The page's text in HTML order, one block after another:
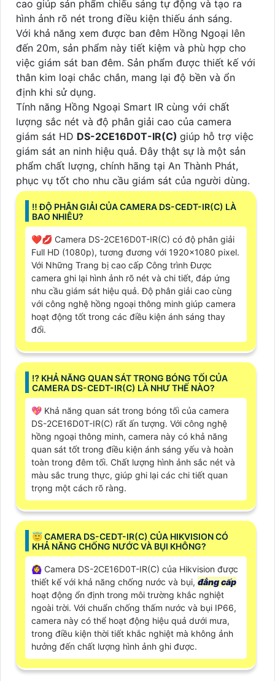
cao giúp sản phẩm chiếu sáng tự động và tạo ra
hình ảnh rõ nét trong điều kiện thiếu ánh sáng.
Với khả năng xem được ban đêm Hồng Ngoại lên
đến 20m, sản phẩm này tiết kiệm và phù hợp cho
việc giám sát ban đêm. Sản phẩm được thiết kế với
thân kim loại chắc chắn, mang lại độ bền và ổn
định khi sử dụng.
Tính năng Hồng Ngoại Smart IR cùng với chất
lượng sắc nét và độ phân giải cao của camera
giám sát HD DS-2CE16D0T-IR(C) giúp hỗ trợ việc
giám sát an ninh hiệu quả. Đây thật sự là một sản
phẩm chất lượng, chính hãng tại An Thành Phát,
phục vụ tốt cho nhu cầu giám sát của người dùng.
‼️ ĐỘ PHÂN GIẢI CỦA CAMERA DS-CEDT-IR(C) LÀ
BAO NHIÊU?
❤️‍💋‍ Camera DS-2CE16D0T-IR(C) có độ phân giải
Full HD (1080p), tương đương với 1920x1080 pixel.
Với Những Trang bị cao cấp Công trình Được
camera ghi lại hình ảnh rõ nét và chi tiết, đáp ứng
nhu cầu giám sát hiệu quả. Độ phân giải cao cùng
với công nghệ hồng ngoại thông minh giúp camera
hoạt động tốt trong các điều kiện ánh sáng thay
đổi.
⁉️ KHẢ NĂNG QUAN SÁT TRONG BÓNG TỐI CỦA
CAMERA DS-CEDT-IR(C) LÀ NHƯ THẾ NÀO?
💖 Khả năng quan sát trong bóng tối của camera
DS-2CE16D0T-IR(C) rất ấn tượng. Với công nghệ
hồng ngoại thông minh, camera này có khả năng
quan sát tốt trong điều kiện ánh sáng yếu và hoàn
toàn trong đêm tối. Chất lượng hình ảnh sắc nét và
màu sắc trung thực, giúp ghi lại các chi tiết quan
trọng một cách rõ ràng.
😇 CAMERA DS-CEDT-IR(C) CỦA HIKVISION CÓ
KHẢ NĂNG CHỐNG NƯỚC VÀ BỤI KHÔNG?
🙆‍♀️ Camera DS-2CE16D0T-IR(C) của Hikvision được
thiết kế với khả năng chống nước và bụi, đẳng cấp
hoạt động ổn định trong môi trường khắc nghiệt
ngoài trời. Với chuẩn chống thấm nước và bụi IP66,
camera này có thể hoạt động hiệu quả dưới mưa,
trong điều kiện thời tiết khắc nghiệt mà không ảnh
hưởng đến chất lượng hình ảnh ghi được.